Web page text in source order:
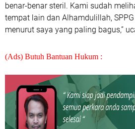
benar-benar steril. Kami sudah
tempat lain dan Alhamdulillah,
menurut saya yang paling bagus,”
(Ads) Butuh Bantuan Hukum :